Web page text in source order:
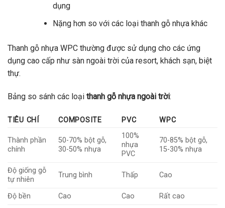
dụng
Nặng hơn so với các loại thanh gỗ nhựa khác
Thanh gỗ nhựa WPC thường được sử dụng cho các ứng
dụng cao cấp như sàn ngoài trời của resort, khách sạn, biệt
thự.
Bảng so sánh các loại thanh gỗ nhựa ngoài trời:
TIÊU CHÍ COMPOSITE PVC WPC
Thành phần
chính
50-70% bột gỗ,
30-50% nhựa
100%
nhựa
PVC
70-85% bột gỗ,
15-30% nhựa
Độ giống gỗ
tự nhiên
Trung bình Thấp Cao
Độ bền Cao Cao
Rất cao